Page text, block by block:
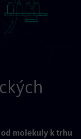
molekuly k trhu